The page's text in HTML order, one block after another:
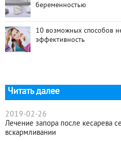
беременностью
10 возможных способов
эффективность
Читать далее
2019-02-26
Лечение запора после кесарева
вскармливании